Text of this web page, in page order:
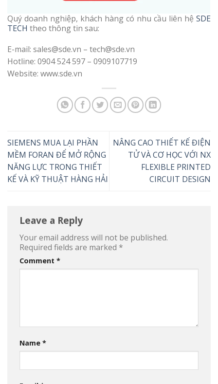
Quý doanh nghiệp, khách hàng có nhu cầu liên hệ SDE
TECH theo thông tin sau:
E-mail: sales@sde.vn – tech@sde.vn
Hotline: 0904 524 597 – 0909107719
Website: www.sde.vn
SIEMENS MUA LẠI PHẦN
MỀM FORAN ĐỂ MỞ RỘNG
NĂNG LỰC TRONG THIẾT
KẾ VÀ KỸ THUẬT HÀNG HẢI
NÂNG CAO THIẾT KẾ ĐIỆN
TỬ VÀ CƠ HỌC VỚI NX
FLEXIBLE PRINTED
CIRCUIT DESIGN
Leave a Reply
Your email address will not be published.
Required fields are marked *
Comment *
Name *